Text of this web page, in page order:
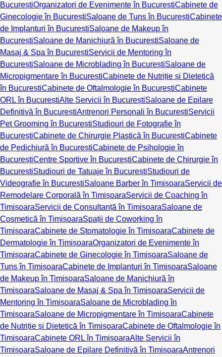
BucureștiOrganizatori de Evenimente în BucureștiCabinete de
Ginecologie în BucureștiSaloane de Tuns în BucureștiCabinete
de Implanturi în BucureștiSaloane de Makeup în
BucureștiSaloane de Manichiură în BucureștiSaloane de
Masaj & Spa în BucureștiServicii de Mentoring în
BucureștiSaloane de Microblading în BucureștiSaloane de
Micropigmentare în BucureștiCabinete de Nutriție și Dietetică
în BucureștiCabinete de Oftalmologie în BucureștiCabinete
ORL în BucureștiAlte Servicii în BucureștiSaloane de Epilare
Definitivă în BucureștiAntrenori Personali în BucureștiServicii
Pet Grooming în BucureștiStudiouri de Fotografie în
BucureștiCabinete de Chirurgie Plastică în BucureștiCabinete
de Pedichiură în BucureștiCabinete de Psihologie în
BucureștiCentre Sportive în BucureștiCabinete de Chirurgie în
BucureștiStudiouri de Tatuaje în BucureștiStudiouri de
Videografie în BucureștiSaloane Barber în TimișoaraServicii de
Remodelare Corporală în TimișoaraServicii de Coaching în
TimișoaraServicii de Consultanță în TimișoaraSaloane de
Cosmetică în TimișoaraSpații de Coworking în
TimișoaraCabinete de Stomatologie în TimișoaraCabinete de
Dermatologie în TimișoaraOrganizatori de Evenimente în
TimișoaraCabinete de Ginecologie în TimișoaraSaloane de
Tuns în TimișoaraCabinete de Implanturi în TimișoaraSaloane
de Makeup în TimișoaraSaloane de Manichiură în
TimișoaraSaloane de Masaj & Spa în TimișoaraServicii de
Mentoring în TimișoaraSaloane de Microblading în
TimișoaraSaloane de Micropigmentare în TimișoaraCabinete
de Nutriție și Dietetică în TimișoaraCabinete de Oftalmologie în
TimișoaraCabinete ORL în TimișoaraAlte Servicii în
TimișoaraSaloane de Epilare Definitivă în TimișoaraAntrenori